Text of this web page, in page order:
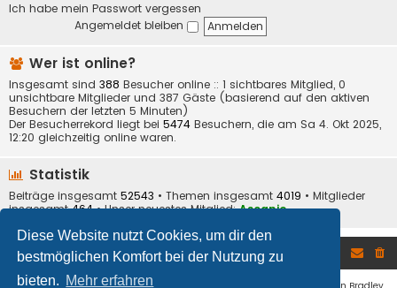
Diese Website nutzt Cookies, um dir den
bestmöglichen Komfort bei der Nutzung zu
bieten. Mehr erfahren
Ich habe mein Passwort vergessen
Angemeldet bleiben
Wer ist online?
Insgesamt sind 388 Besucher online :: 1 sichtbares Mitglied, 0
unsichtbare Mitglieder und 387 Gäste (basierend auf den aktiven
Besuchern der letzten 5 Minuten)
Der Besucherrekord liegt bei 5474 Besuchern, die am Sa 4. Okt 2025,
12:20 gleichzeitig online waren.
Statistik
Beiträge insgesamt 52543 • Themen insgesamt 4019 • Mitglieder
insgesamt464• Unser neuestes Mitglied:Ascanio
Foren-Übersicht